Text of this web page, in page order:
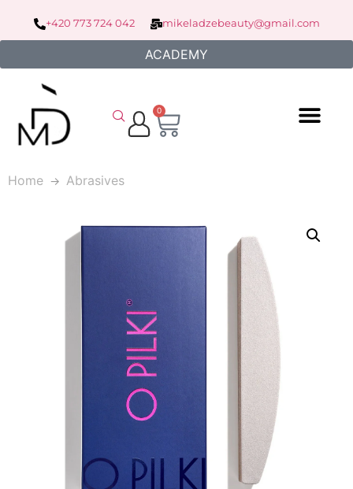
+420 773 724 042 mikeladzebeauty@gmail.com
ACADEMY
0
Home Abrasives